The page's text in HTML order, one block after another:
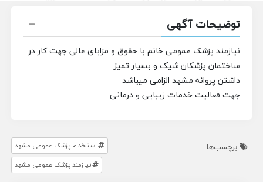
توضیحات آگهی
نیازمند پزشک عمومی خانم با حقوق و مزایای عالی جهت کار در
ساختمان پزشکان شیک و بسیار تمیز
داشتن پروانه مشهد الزامی میباشد
جهت فعالیت خدمات زیبایی و درمانی
برچسب‌ها:
استخدام پزشک عمومی مشهد
نیازمند پزشک عمومی مشهد